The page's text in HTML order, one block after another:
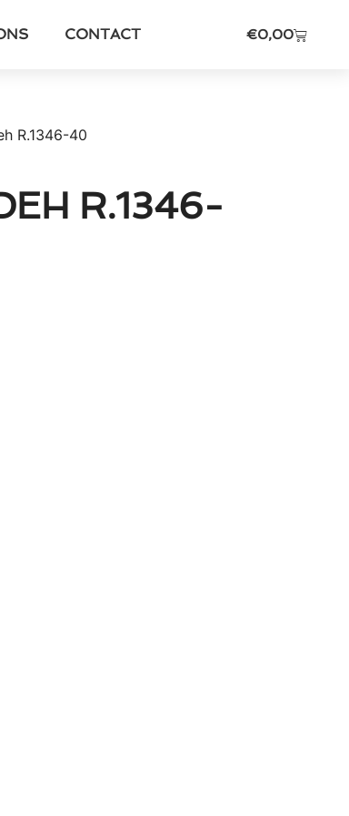
CONTACT €0,00
R.1346-40
R.1346-